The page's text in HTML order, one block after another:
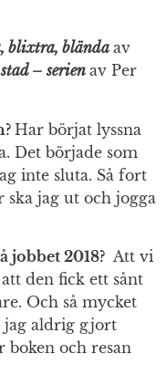
blixtra, bländaav
– serien av Per
Har börjat lyssna
Det började som
inte sluta. Så fort
jag ut och jogga
jobbet 2018? Att vi
den fick ett sånt
Och så mycket
jag aldrig gjort
boken och resan